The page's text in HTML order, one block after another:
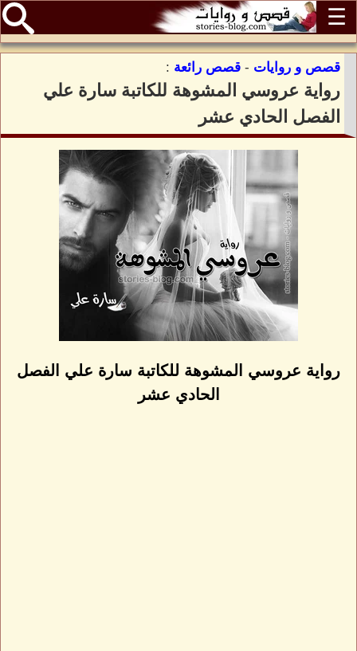
☰
قصص و روايات - قصص رائعة :
رواية عروسي المشوهة للكاتبة سارة علي
الفصل الحادي عشر
رواية عروسي المشوهة للكاتبة سارة علي الفصل
الحادي عشر